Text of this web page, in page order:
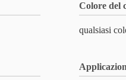
Colore del
qualsiasi